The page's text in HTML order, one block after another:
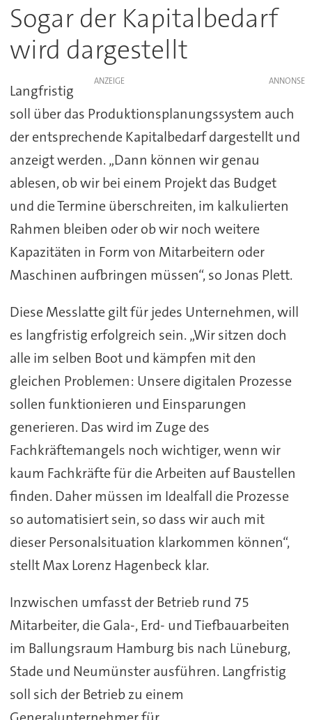
Sogar der Kapitalbedarf
wird dargestellt
ANZEIGE
Langfristig
soll über das Produktionsplanungssystem auch
der entsprechende Kapitalbedarf dargestellt und
anzeigt werden. „Dann können wir genau
ablesen, ob wir bei einem Projekt das Budget
und die Termine überschreiten, im kalkulierten
Rahmen bleiben oder ob wir noch weitere
Kapazitäten in Form von Mitarbeitern oder
Maschinen aufbringen müssen“, so Jonas Plett.
Diese Messlatte gilt für jedes Unternehmen, will
es langfristig erfolgreich sein. „Wir sitzen doch
alle im selben Boot und kämpfen mit den
gleichen Problemen: Unsere digitalen Prozesse
sollen funktionieren und Einsparungen
generieren. Das wird im Zuge des
Fachkräftemangels noch wichtiger, wenn wir
kaum Fachkräfte für die Arbeiten auf Baustellen
finden. Daher müssen im Idealfall die Prozesse
so automatisiert sein, so dass wir auch mit
dieser Personalsituation klarkommen können“,
stellt Max Lorenz Hagenbeck klar.
Inzwischen umfasst der Betrieb rund 75
Mitarbeiter, die Gala-, Erd- und Tiefbauarbeiten
im Ballungsraum Hamburg bis nach Lüneburg,
Stade und Neumünster ausführen. Langfristig
soll sich der Betrieb zu einem